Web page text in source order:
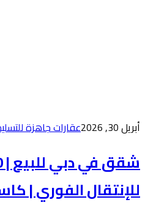
شقق في دبي للبيع | 20 شقة جاهزة